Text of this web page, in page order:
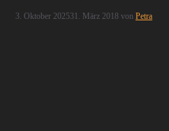
3. Oktober 202531. März 2018 vonPetra